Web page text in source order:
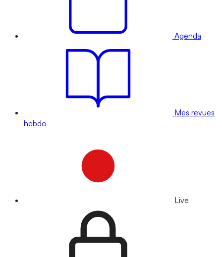
Agenda
Mes revues
hebdo
Live